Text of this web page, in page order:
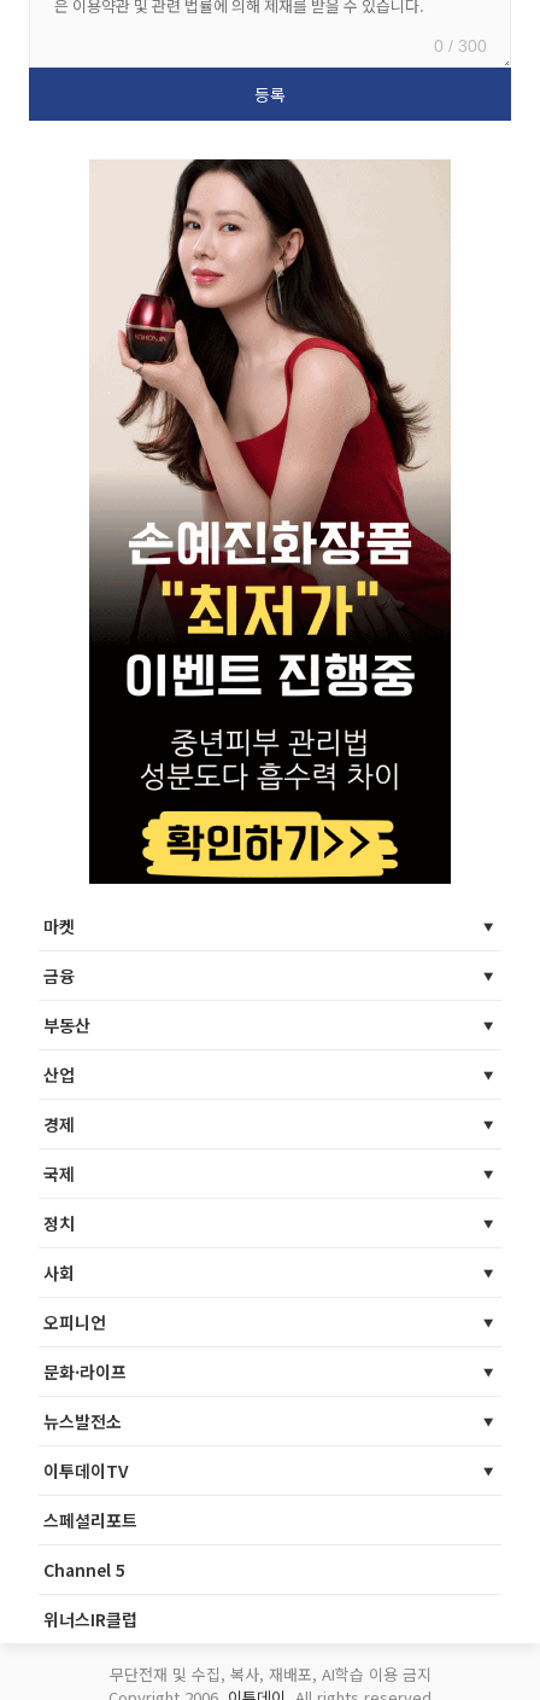
0 / 300
마켓
금융
부동산
산업
경제
국제
정치
사회
오피니언
문화·라이프
뉴스발전소
이투데이TV
스페셜리포트
Channel 5
위너스IR클럽
무단전재 및 수집, 복사, 재배포, AI학습 이용 금지